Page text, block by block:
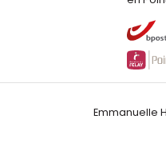
Emmanuelle